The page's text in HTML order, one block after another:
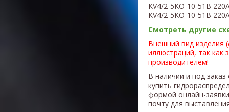
KV4/2-5KO-10-51B
KV4/2-5KO-10-51B
Смотреть другие
Внешний вид изделия
иллюстраций, так как
производителем!
В наличии и под
купить
формой онлайн-
почту для